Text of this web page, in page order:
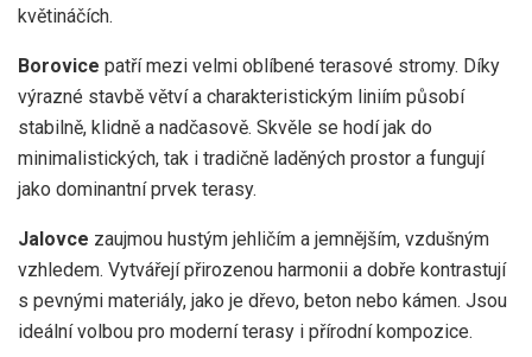
květináčích.
Borovice patří mezi velmi oblíbené terasové stromy. Díky
výrazné stavbě větví a charakteristickým liniím působí
stabilně, klidně a nadčasově. Skvěle se hodí jak do
minimalistických, tak i tradičně laděných prostor a fungují
jako dominantní prvek terasy.
Jalovce zaujmou hustým jehličím a jemnějším, vzdušným
vzhledem. Vytvářejí přirozenou harmonii a dobře kontrastují
s pevnými materiály, jako je dřevo, beton nebo kámen. Jsou
ideální volbou pro moderní terasy i přírodní kompozice.